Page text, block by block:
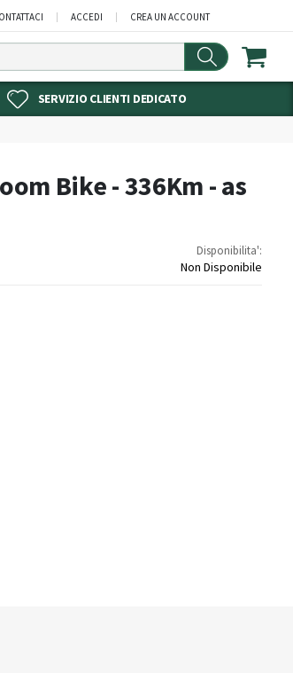
ACCEDI CREA UN ACCOUNT
Cerca
SERVIZIO CLIENTI DEDICATO
Bike - 336Km - as
Disponibilita':
Non Disponibile